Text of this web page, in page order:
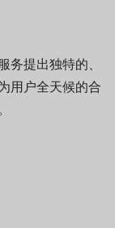
务提出独特的、
用户全天候的合